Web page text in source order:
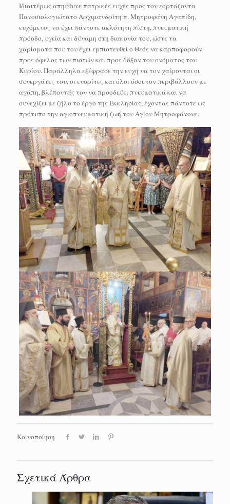
Ιδιαιτέρως απηύθυνε πατρικές ευχές προς τον εορτάζοντα
Πανοσιολογιώτατο Αρχιμανδρίτη π. Μητροφάνη Αγαπίδη,
ευχόμενος να έχει πάντοτε ακλόνητη πίστη, πνευματική
πρόοδο, υγεία και δύναμη στη διακονία του, ώστε τα
χαρίσματα που του έχει εμπιστευθεί ο Θεός να καρποφορούν
προς όφελος των πιστών και προς δόξαν του ονόματος του
Κυρίου. Παράλληλα εξέφρασε την ευχή να τον χαίρονται οι
συνεργάτες του, οι ενορίτες και όλοι όσοι τον περιβάλλουν με
αγάπη, βλέποντάς τον να προοδεύει πνευματικά και να
συνεχίζει με ζήλο το έργο της Εκκλησίας, έχοντας πάντοτε ως
πρότυπο την αγιοπνευματική ζωή του Αγίου Μητροφάνους.
Κοινοποίηση
Σχετικά Άρθρα